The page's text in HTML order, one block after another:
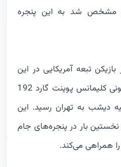
مشخص شد به این پنجره
تبعه آمریکایی در این
پنجره استفاده می‌کند. آنتونی کلیمانس پوینت گارد 192
دیشب به تهران رسید. این
ساله برای نخستین بار در پنجره‌های جام
همراهی می‌کند.